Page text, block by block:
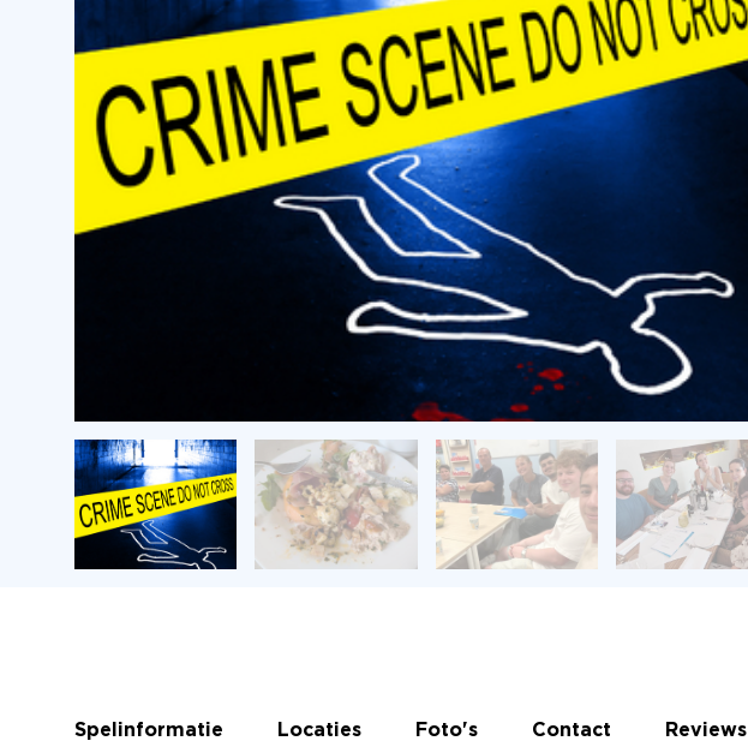
Spelinformatie Locaties Foto's Contact Reviews